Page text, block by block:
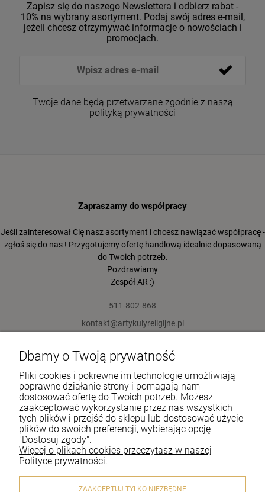
Zapisz się do naszego Newslettera i odbierz rabat -
10% na wybrany asortyment. Podaj swój adres e-mail,
jeżeli chcesz otrzymywać informacje o nowościach i
promocjach.
Twoje dane będą przetwarzane zgodnie z naszą
polityką prywatności
Zapraszamy do współpracy
Jeśli zainteresował Cię nasz asortyment i chcesz nawiązać współpracę -
zgłoś się do nas ! Przygotujemy ofertę handlową idealnie dopasowaną
do Twoich potrzeb.
Pozdrawiamy
Zespół AR :)
511-802-868
kontakt@artykulyreligijne.pl
Pomoc
Moje konto
Płatności i dostawa
Informacje
O nas
Dbamy o Twoją prywatność
Pliki cookies i pokrewne im technologie umożliwiają
poprawne działanie strony i pomagają nam
dostosować ofertę do Twoich potrzeb. Możesz
zaakceptować wykorzystanie przez nas wszystkich
tych plików i przejść do sklepu lub dostosować użycie
plików do swoich preferencji, wybierając opcję
"Dostosuj zgody".
Więcej o plikach cookies przeczytasz w naszej
Polityce prywatności.
ZAAKCEPTUJ TYLKO NIEZBĘDNE